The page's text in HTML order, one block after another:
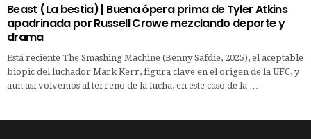
Beast (La bestia) | Buena ópera prima de Tyler Atkins
apadrinada por Russell Crowe mezclando deporte y
drama
Está reciente The Smashing Machine (Benny Safdie, 2025), el aceptable
biopic del luchador Mark Kerr, figura clave en el origen de la UFC, y
aun así volvemos al terreno de la lucha, en este caso de la …